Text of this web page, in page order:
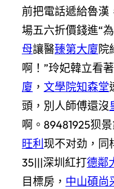
前把電話遞給魯漢
場五六折價錢進“
母讓醫臻第大廈院
啊！”玲妃韓立看
廈 ， 文學院知森堂
頭，別人師傅還沒
啊。89481925狈
旺利 现不对劲，同
35|||深圳紅打德鄰
目標房， 中山碩尚